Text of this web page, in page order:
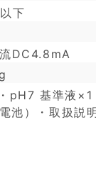
下
DC4.8mA
pH7 基準液×1
池）・取扱説